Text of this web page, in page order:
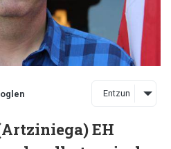
Entzun
EH